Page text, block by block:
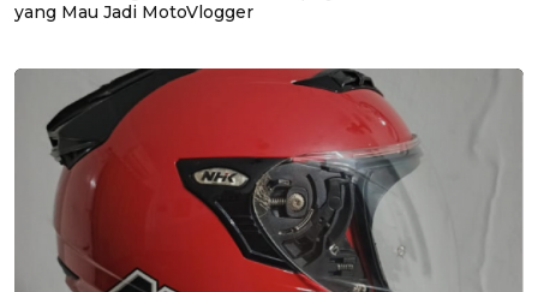
yang Mau Jadi MotoVlogger